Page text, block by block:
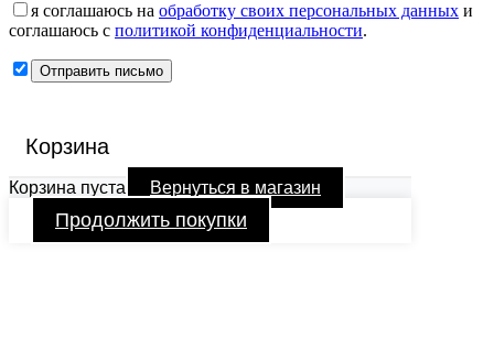
я соглашаюсь на обработку своих персональных данных и
соглашаюсь с политикой конфиденциальности.
Корзина
Корзина пуста Вернуться в магазин
Продолжить покупки